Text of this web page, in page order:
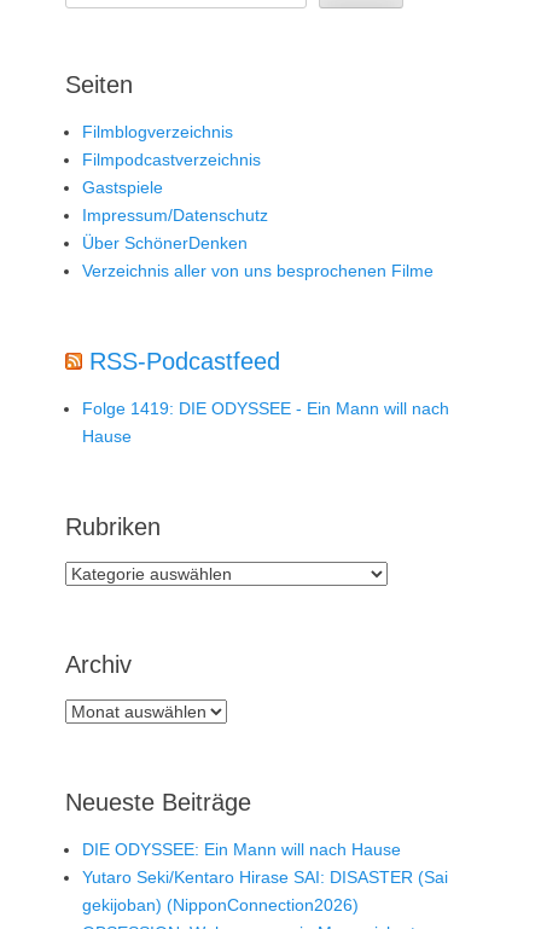
Seiten
Filmblogverzeichnis
Filmpodcastverzeichnis
Gastspiele
Impressum/Datenschutz
Über SchönerDenken
Verzeichnis aller von uns besprochenen Filme
RSS-Podcastfeed
Folge 1419: DIE ODYSSEE - Ein Mann will nach
Hause
Rubriken
Rubriken
Archiv
Archiv
Neueste Beiträge
DIE ODYSSEE: Ein Mann will nach Hause
Yutaro Seki/Kentaro Hirase SAI: DISASTER (Sai
gekijoban) (NipponConnection2026)